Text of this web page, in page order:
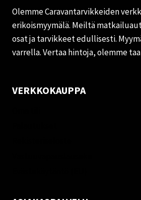
Olemme Caravantarvikkeiden
erikoismyymälä. Meiltä
osat ja tarvikkeet edullisesti.
varrella. Vertaa hintoja, olemme
VERKKOKAUPPA